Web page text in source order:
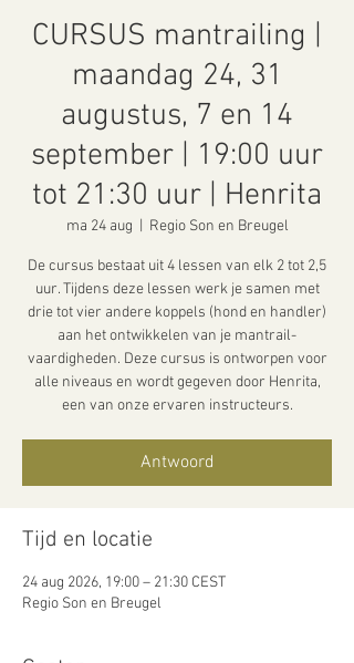
CURSUS mantrailing |
maandag 24, 31
augustus, 7 en 14
september | 19:00 uur
tot 21:30 uur | Henrita
ma 24 aug Regio Son en Breugel
De cursus bestaat uit 4 lessen van elk 2 tot 2,5
uur. Tijdens deze lessen werk je samen met
drie tot vier andere koppels (hond en handler)
aan het ontwikkelen van je mantrail-
vaardigheden. Deze cursus is ontworpen voor
alle niveaus en wordt gegeven door Henrita,
een van onze ervaren instructeurs.
Antwoord
Tijd en locatie
24 aug 2026, 19:00 – 21:30 CEST
Regio Son en Breugel